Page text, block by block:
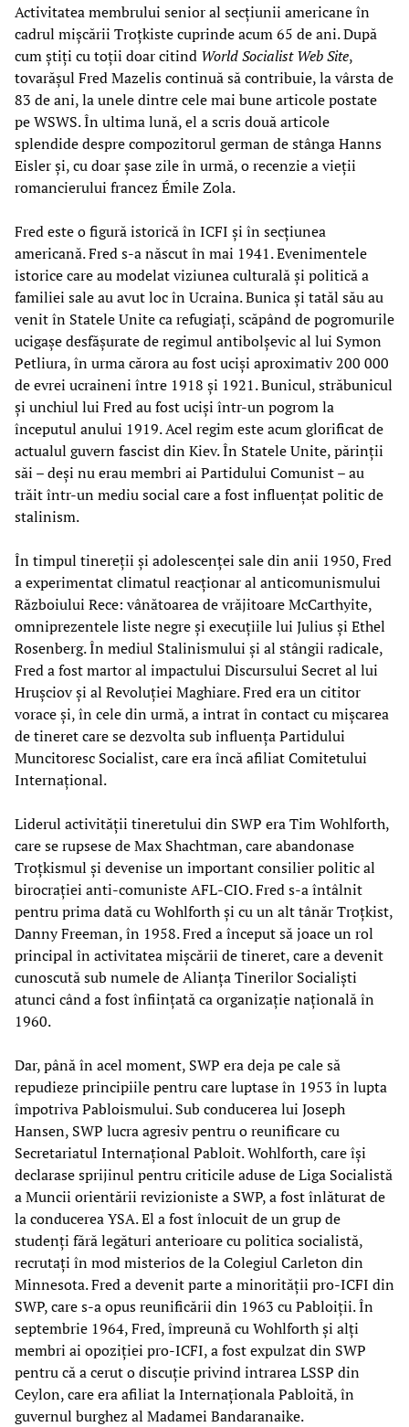
Activitatea membrului senior al secțiunii americane în
cadrul mișcării Troțkiste cuprinde acum 65 de ani. După
cum știți cu toții doar citind World Socialist Web Site,
tovarășul Fred Mazelis continuă să contribuie, la vârsta de
83 de ani, la unele dintre cele mai bune articole postate
pe WSWS. În ultima lună, el a scris două articole
splendide despre compozitorul german de stânga Hanns
Eisler și, cu doar șase zile în urmă, o recenzie a vieții
romancierului francez Émile Zola.
Fred este o figură istorică în ICFI și în secțiunea
americană. Fred s-a născut în mai 1941. Evenimentele
istorice care au modelat viziunea culturală și politică a
familiei sale au avut loc în Ucraina. Bunica și tatăl său au
venit în Statele Unite ca refugiați, scăpând de pogromurile
ucigașe desfășurate de regimul antibolșevic al lui Symon
Petliura, în urma cărora au fost uciși aproximativ 200 000
de evrei ucraineni între 1918 și 1921. Bunicul, străbunicul
și unchiul lui Fred au fost uciși într-un pogrom la
începutul anului 1919. Acel regim este acum glorificat de
actualul guvern fascist din Kiev. În Statele Unite, părinții
săi – deși nu erau membri ai Partidului Comunist – au
trăit într-un mediu social care a fost influențat politic de
stalinism.
În timpul tinereții și adolescenței sale din anii 1950, Fred
a experimentat climatul reacționar al anticomunismului
Războiului Rece: vânătoarea de vrăjitoare McCarthyite,
omniprezentele liste negre și execuțiile lui Julius și Ethel
Rosenberg. În mediul Stalinismului și al stângii radicale,
Fred a fost martor al impactului Discursului Secret al lui
Hrușciov și al Revoluției Maghiare. Fred era un cititor
vorace și, în cele din urmă, a intrat în contact cu mișcarea
de tineret care se dezvolta sub influența Partidului
Muncitoresc Socialist, care era încă afiliat Comitetului
Internațional.
Liderul activității tineretului din SWP era Tim Wohlforth,
care se rupsese de Max Shachtman, care abandonase
Troțkismul și devenise un important consilier politic al
birocrației anti-comuniste AFL-CIO. Fred s-a întâlnit
pentru prima dată cu Wohlforth și cu un alt tânăr Troțkist,
Danny Freeman, în 1958. Fred a început să joace un rol
principal în activitatea mișcării de tineret, care a devenit
cunoscută sub numele de Alianța Tinerilor Socialiști
atunci când a fost înființată ca organizație națională în
1960.
Dar, până în acel moment, SWP era deja pe cale să
repudieze principiile pentru care luptase în 1953 în lupta
împotriva Pabloismului. Sub conducerea lui Joseph
Hansen, SWP lucra agresiv pentru o reunificare cu
Secretariatul Internațional Pabloit. Wohlforth, care își
declarase sprijinul pentru criticile aduse de Liga Socialistă
a Muncii orientării revizioniste a SWP, a fost înlăturat de
la conducerea YSA. El a fost înlocuit de un grup de
studenți fără legături anterioare cu politica socialistă,
recrutați în mod misterios de la Colegiul Carleton din
Minnesota. Fred a devenit parte a minorității pro-ICFI din
SWP, care s-a opus reunificării din 1963 cu Pabloiții. În
septembrie 1964, Fred, împreună cu Wohlforth și alți
membri ai opoziției pro-ICFI, a fost expulzat din SWP
pentru că a cerut o discuție privind intrarea LSSP din
Ceylon, care era afiliat la Internaționala Pabloită, în
guvernul burghez al Madamei Bandaranaike.